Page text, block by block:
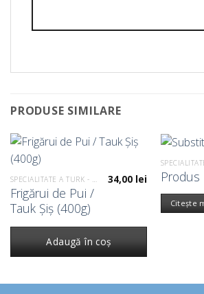
PRODUSE SIMILARE
Frigărui de Pui /
Tauk Șiș (400g)
34,00 lei
Adaugă în coș
Produs
Citește